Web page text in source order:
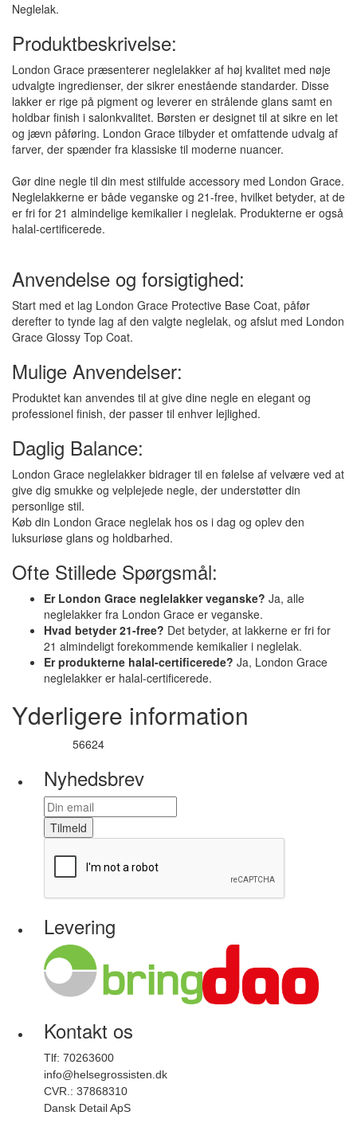
Neglelak.
Produktbeskrivelse:
London Grace præsenterer neglelakker af høj kvalitet med nøje
udvalgte ingredienser, der sikrer enestående standarder. Disse
lakker er rige på pigment og leverer en strålende glans samt en
holdbar finish i salonkvalitet. Børsten er designet til at sikre en let
og jævn påføring. London Grace tilbyder et omfattende udvalg af
farver, der spænder fra klassiske til moderne nuancer.
Gør dine negle til din mest stilfulde accessory med London Grace.
Neglelakkerne er både veganske og 21-free, hvilket betyder, at de
er fri for 21 almindelige kemikalier i neglelak. Produkterne er også
halal-certificerede.
Anvendelse og forsigtighed:
Start med et lag London Grace Protective Base Coat, påfør
derefter to tynde lag af den valgte neglelak, og afslut med London
Grace Glossy Top Coat.
Mulige Anvendelser:
Produktet kan anvendes til at give dine negle en elegant og
professionel finish, der passer til enhver lejlighed.
Daglig Balance:
London Grace neglelakker bidrager til en følelse af velvære ved at
give dig smukke og velplejede negle, der understøtter din
personlige stil.
Køb din London Grace neglelak hos os i dag og oplev den
luksuriøse glans og holdbarhed.
Ofte Stillede Spørgsmål:
Er London Grace neglelakker veganske? Ja, alle
neglelakker fra London Grace er veganske.
Hvad betyder 21-free? Det betyder, at lakkerne er fri for
21 almindeligt forekommende kemikalier i neglelak.
Er produkterne halal-certificerede? Ja, London Grace
neglelakker er halal-certificerede.
Yderligere information
56624
Nyhedsbrev
Tilmeld
Levering
Kontakt os
Tlf: 70263600
info@helsegrossisten.dk
CVR.: 37868310
Dansk Detail ApS